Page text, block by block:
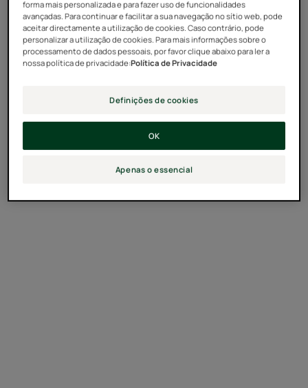
pode, com o tempo, secá-lo e enfraquecê-lo. Além
disso, a utilização de aparelhos de secagem de alta
temperatura pode causar mais danos, especialmente
porque o cabelo fica mais sensível e delicado quando
Soluções para
forma mais personalizada e para fazer uso de funcionalidades
avançadas. Para continuar e facilitar a sua navegação no sítio web, pode
aceitar directamente a utilização de cookies. Caso contrário, pode
personalizar a utilização de cookies. Para mais informações sobre o
processamento de dados pessoais, por favor clique abaixo para ler a
nossa política de privacidade:Política de Privacidade
Definições de cookies
Apenas o essencial
OK